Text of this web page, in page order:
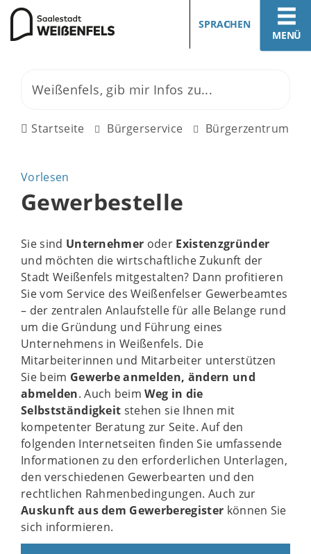
MENÜ
SPRACHEN
Startseite Bürgerservice Bürgerzentrum
Vorlesen
Gewerbestelle
Sie sind Unternehmer oder Existenzgründer
und möchten die wirtschaftliche Zukunft der
Stadt Weißenfels mitgestalten? Dann profitieren
Sie vom Service des Weißenfelser Gewerbeamtes
– der zentralen Anlaufstelle für alle Belange rund
um die Gründung und Führung eines
Unternehmens in Weißenfels. Die
Mitarbeiterinnen und Mitarbeiter unterstützen
Sie beim Gewerbe anmelden, ändern und
abmelden. Auch beimWeg in die
Selbstständigkeit stehen sie Ihnen mit
kompetenter Beratung zur Seite. Auf den
folgenden Internetseiten finden Sie umfassende
Informationen zu den erforderlichen Unterlagen,
den verschiedenen Gewerbearten und den
rechtlichen Rahmenbedingungen. Auch zur
Auskunft aus dem Gewerberegister können Sie
sich informieren.